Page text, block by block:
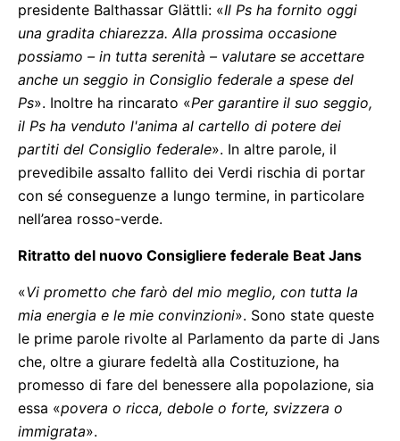
presidente Balthassar Glättli: «Il Ps ha fornito oggi
una gradita chiarezza. Alla prossima occasione
possiamo – in tutta serenità – valutare se accettare
anche un seggio in Consiglio federale a spese del
Ps». Inoltre ha rincarato «Per garantire il suo seggio,
il Ps ha venduto l'anima al cartello di potere dei
partiti del Consiglio federale». In altre parole, il
prevedibile assalto fallito dei Verdi rischia di portar
con sé conseguenze a lungo termine, in particolare
nell’area rosso-verde.
Ritratto del nuovo Consigliere federale Beat Jans
«Vi prometto che farò del mio meglio, con tutta la
mia energia e le mie convinzioni». Sono state queste
le prime parole rivolte al Parlamento da parte di Jans
che, oltre a giurare fedeltà alla Costituzione, ha
promesso di fare del benessere alla popolazione, sia
essa «povera o ricca, debole o forte, svizzera o
immigrata».